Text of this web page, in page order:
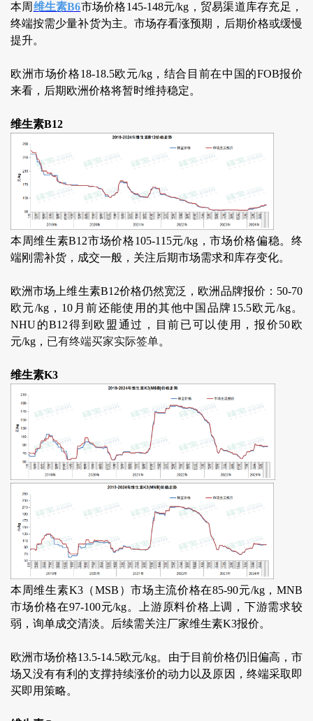
本周 维生素B6市场价格145-148元/kg，贸易渠道库存充足，
终端按需少量补货为主。市场存看涨预期，后期价格或缓慢
提升。
欧洲市场价格18-18.5欧元/kg，结合目前在中国的FOB报价
来看，后期欧洲价格将暂时维持稳定。
维生素B12
本周维生素B12市场价格105-115元/kg，市场价格偏稳。终
端刚需补货，成交一般，关注后期市场需求和库存变化。
欧洲市场上维生素B12价格仍然宽泛，欧洲品牌报价：50-70
欧元/kg，10月前还能使用的其他中国品牌15.5欧元/kg。
NHU的B12得到欧盟通过，目前已可以使用，报价50欧
元/kg， 已有终端买家实际签单。
维生素K3
本周维生素K3（MSB）市场主流价格在85-90元/kg，MNB
市场价格在97-100元/kg。上游原料价格上调，下游需求较
弱，询单成交清淡。后续需关注厂家维生素K3报价。
欧洲市场价格13.5-14.5欧元/kg。由于目前价格仍旧偏高，市
场又没有有利的支撑持续涨价的动力以及原因，终端采取即
买即用策略。